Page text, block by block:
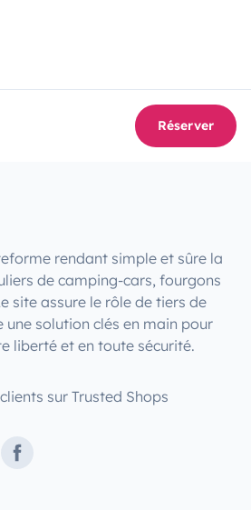
Réserver
rendant simple et sûre la
de camping-cars, fourgons
site assure le rôle de tiers de
solution clés en main pour
liberté et en toute sécurité.
sur Trusted Shops
Facebook